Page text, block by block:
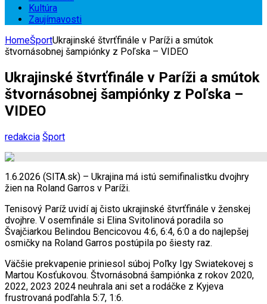
Kultúra
Zaujímavosti
HomeŠportUkrajinské štvrťfinále v Paríži a smútok
štvornásobnej šampiónky z Poľska – VIDEO
Ukrajinské štvrťfinále v Paríži a smútok
štvornásobnej šampiónky z Poľska –
VIDEO
redakcia Šport
1.6.2026 (SITA.sk) – Ukrajina má istú semifinalistku dvojhry
žien na Roland Garros v Paríži.
Tenisový Paríž uvidí aj čisto ukrajinské štvrťfinále v ženskej
dvojhre. V osemfinále si Elina Svitolinová poradila so
Švajčiarkou Belindou Bencicovou 4:6, 6:4, 6:0 a do najlepšej
osmičky na Roland Garros postúpila po šiesty raz.
Väčšie prekvapenie priniesol súboj Poľky Igy Swiatekovej s
Martou Kosťukovou. Štvornásobná šampiónka z rokov 2020,
2022, 2023 2024 neuhrala ani set a rodáčke z Kyjeva
frustrovaná podľahla 5:7, 1:6.